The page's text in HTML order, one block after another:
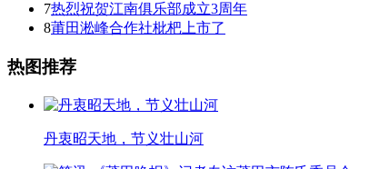
7热烈祝贺江南俱乐部成立3周年
8莆田淞峰合作社枇杷上市了
热图推荐
丹衷昭天地，节义壮山河